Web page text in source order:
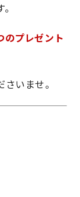
のプレゼント
いませ。